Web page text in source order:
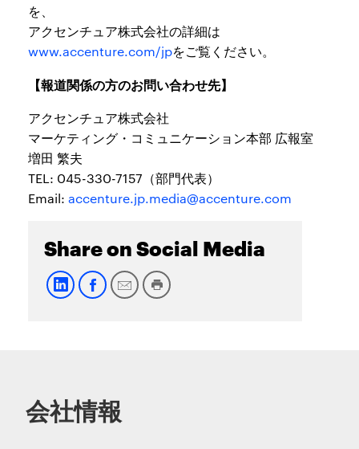
を、
アクセンチュア株式会社の詳細は
www.accenture.com/jpをご覧ください。
【報道関係の方のお問い合わせ先】
アクセンチュア株式会社
マーケティング・コミュニケーション本部 広報室
増田 繁夫
TEL: 045-330-7157（部門代表）
Email: accenture.jp.media@accenture.com
Share on Social Media
会社情報